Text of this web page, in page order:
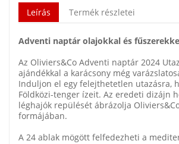
Leírás Termék részletei
Adventi naptár olajokkal és
Az Oliviers&Co Adventi naptár 2024
ajándékkal a karácsony még
Induljon el egy felejthetetlen utazásra,
Földközi-tenger ízeit. Az eredeti dizájn
léghajók repülését ábrázolja
formájában.
A 24 ablak mögött felfedezheti a